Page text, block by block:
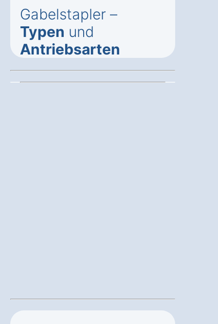
Gabelstapler –
Typen und
Antriebsarten